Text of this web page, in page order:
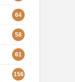
64
58
61
156